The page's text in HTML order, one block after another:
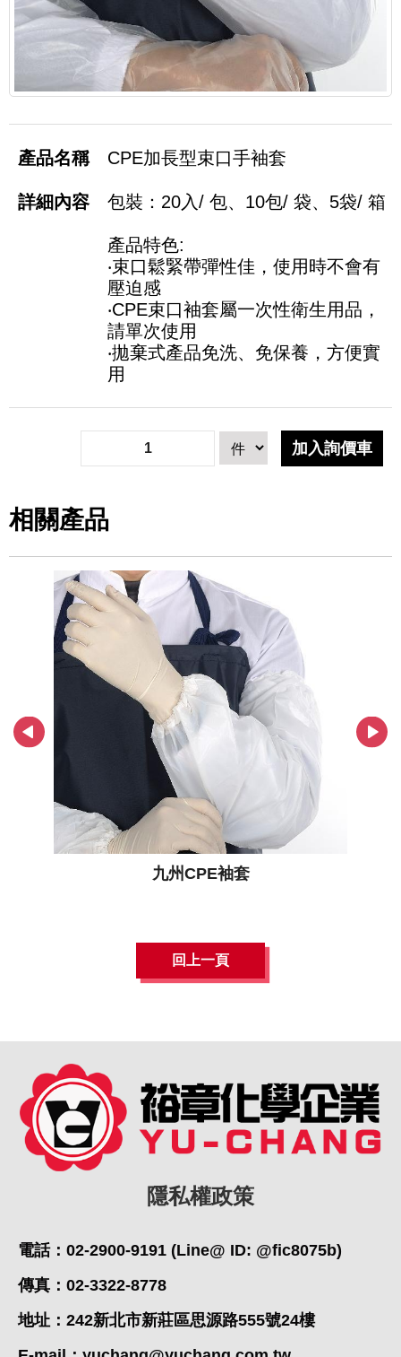
CPE加長型束口手袖套
包裝：20入/ 包、10包/ 袋、5袋/ 箱
產品特色:
‧束口鬆緊帶彈性佳，使用時不會有
壓迫感
‧CPE束口袖套屬一次性衛生用品，
請單次使用
‧拋棄式產品免洗、免保養，方便實
用
相關產品
九州CPE袖套
回上一頁
隱私權政策
電話：02-2900-9191 (Line@ ID: @fic8075b)
傳真：02-3322-8778
地址：242新北市新莊區思源路555號24樓